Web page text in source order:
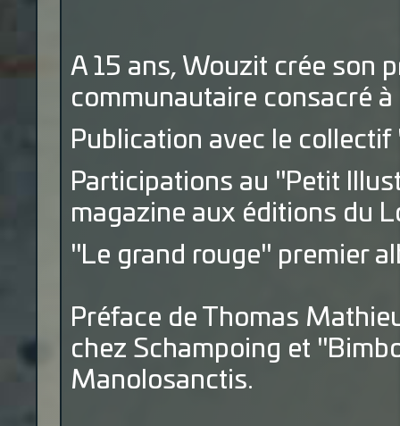
A 15 ans, Wouzit crée son
communautaire consacré
Publication avec le
Participations au "Petit
magazine aux éditions du
"Le grand rouge" premier
Préface de Thomas
chez Schampoing et
Manolosanctis.